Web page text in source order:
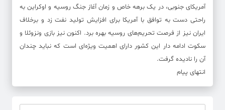
آمریکای جنوبی، در یک برهه خاص و زمان آغاز جنگ روسیه و اوکراین به
راحتی دست به توافق با آمریکا برای افزایش تولید نفت زد و برخلاف
ایران نیز از فرصت تحریم‌های روسیه بهره برد. اکنون نیز بازی ونزوئلا و
سکوت ادامه دار این کشور دارای اهمیت ویژه‌ای است که نباید چندان
آن را نادیده گرفت.
انتهای پیام